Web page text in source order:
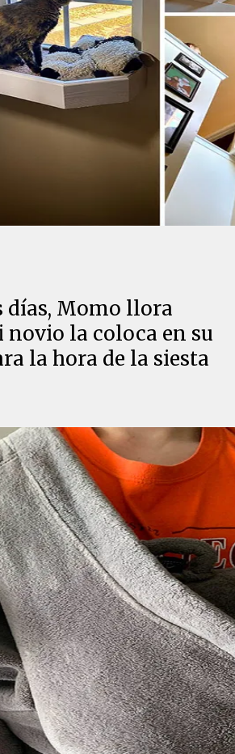
días, Momo llora
novio la coloca en su
la hora de la siesta